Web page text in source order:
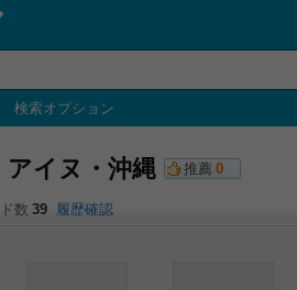
検索オプション
イヌ・沖縄 推薦 0
数 39 履歴確認